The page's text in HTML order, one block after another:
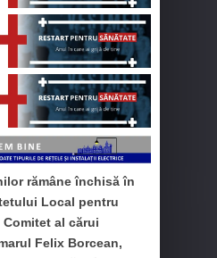
rămâne închisă în
Local pentru
al cărui
Felix Borcean,